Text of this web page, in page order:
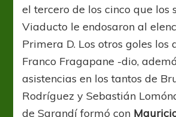
el tercero de los cinco que los
Viaducto le endosaron al
Primera D. Los otros goles los
Franco Fragapane -dio,
asistencias en los tantos de
Rodríguez y Sebastián
de Sarandí formó con